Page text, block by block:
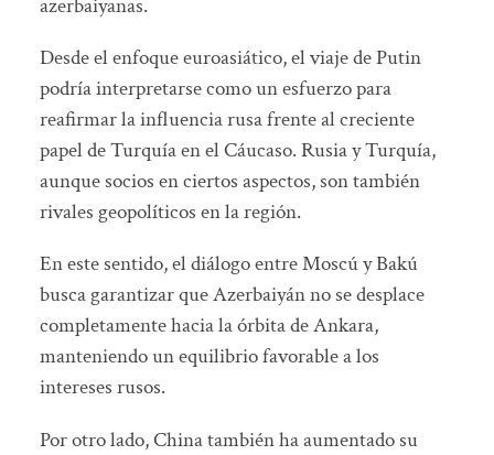
azerbaiyanas.
Desde el enfoque euroasiático, el viaje de Putin
podría interpretarse como un esfuerzo para
reafirmar la influencia rusa frente al creciente
papel de Turquía en el Cáucaso. Rusia y Turquía,
aunque socios en ciertos aspectos, son también
rivales geopolíticos en la región.
En este sentido, el diálogo entre Moscú y Bakú
busca garantizar que Azerbaiyán no se desplace
completamente hacia la órbita de Ankara,
manteniendo un equilibrio favorable a los
intereses rusos.
Por otro lado, China también ha aumentado su